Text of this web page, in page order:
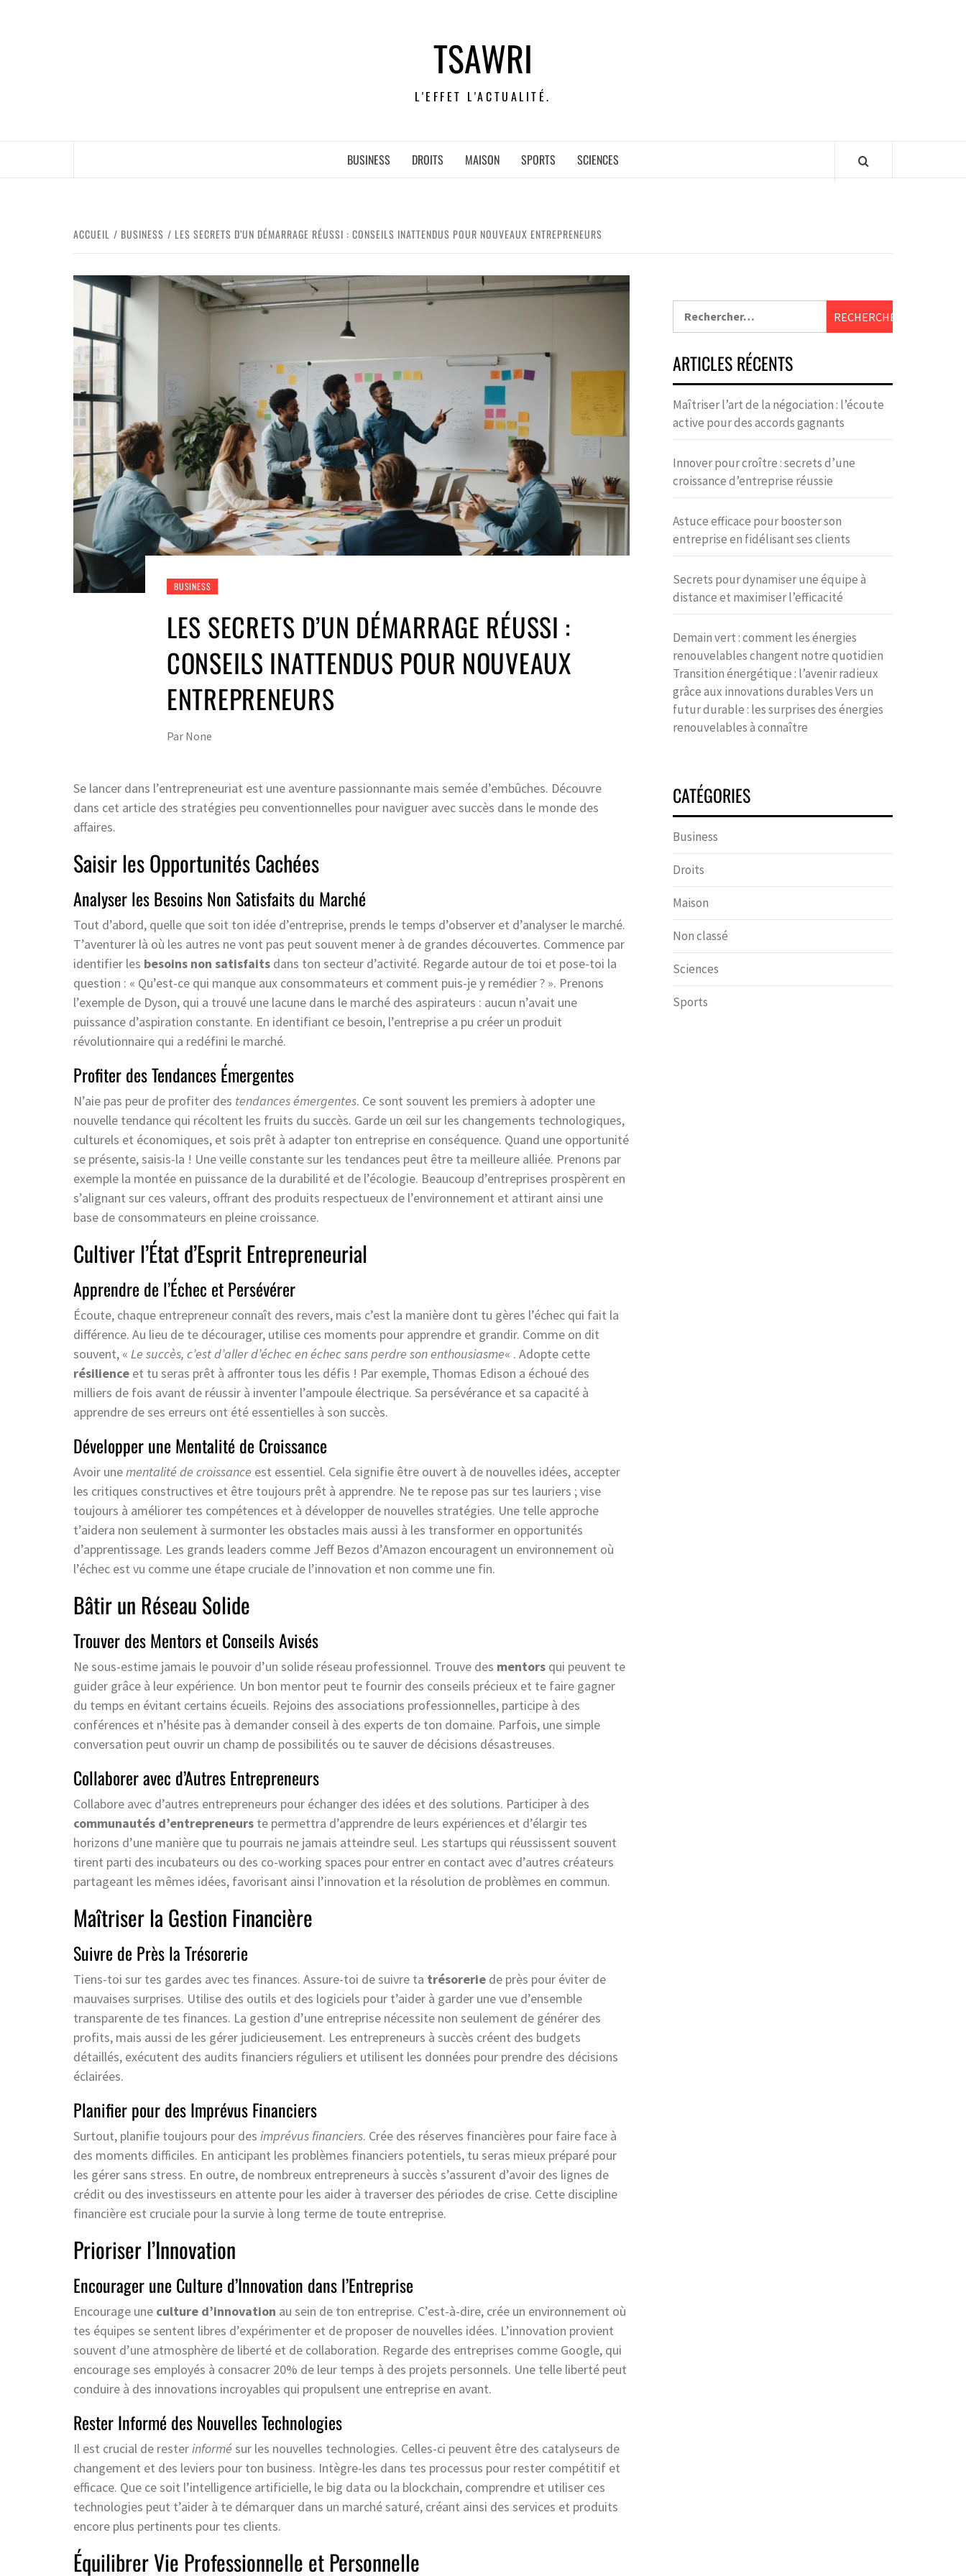
TSAWRI
L'EFFET L'ACTUALITÉ.
BUSINESS DROITS MAISON SPORTS SCIENCES
ACCUEIL BUSINESS LES SECRETS D’UN DÉMARRAGE RÉUSSI : CONSEILS INATTENDUS POUR NOUVEAUX ENTREPRENEURS
BUSINESS
LES SECRETS D’UN DÉMARRAGE RÉUSSI :
CONSEILS INATTENDUS POUR NOUVEAUX
ENTREPRENEURS
Par None
Se lancer dans l’entrepreneuriat est une aventure passionnante mais semée d’embûches. Découvre
dans cet article des stratégies peu conventionnelles pour naviguer avec succès dans le monde des
affaires.
Saisir les Opportunités Cachées
Analyser les Besoins Non Satisfaits du Marché
Tout d’abord, quelle que soit ton idée d’entreprise, prends le temps d’observer et d’analyser le marché.
T’aventurer là où les autres ne vont pas peut souvent mener à de grandes découvertes. Commence par
identifier les besoins non satisfaits dans ton secteur d’activité. Regarde autour de toi et pose-toi la
question : « Qu’est-ce qui manque aux consommateurs et comment puis-je y remédier ? ». Prenons
l’exemple de Dyson, qui a trouvé une lacune dans le marché des aspirateurs : aucun n’avait une
puissance d’aspiration constante. En identifiant ce besoin, l’entreprise a pu créer un produit
révolutionnaire qui a redéfini le marché.
Profiter des Tendances Émergentes
N’aie pas peur de profiter des tendances émergentes. Ce sont souvent les premiers à adopter une
nouvelle tendance qui récoltent les fruits du succès. Garde un œil sur les changements technologiques,
culturels et économiques, et sois prêt à adapter ton entreprise en conséquence. Quand une opportunité
se présente, saisis-la ! Une veille constante sur les tendances peut être ta meilleure alliée. Prenons par
exemple la montée en puissance de la durabilité et de l’écologie. Beaucoup d’entreprises prospèrent en
s’alignant sur ces valeurs, offrant des produits respectueux de l’environnement et attirant ainsi une
base de consommateurs en pleine croissance.
Cultiver l’État d’Esprit Entrepreneurial
Apprendre de l’Échec et Persévérer
Écoute, chaque entrepreneur connaît des revers, mais c’est la manière dont tu gères l’échec qui fait la
différence. Au lieu de te décourager, utilise ces moments pour apprendre et grandir. Comme on dit
souvent, « Le succès, c’est d’aller d’échec en échec sans perdre son enthousiasme« . Adopte cette
résilience et tu seras prêt à affronter tous les défis ! Par exemple, Thomas Edison a échoué des
milliers de fois avant de réussir à inventer l’ampoule électrique. Sa persévérance et sa capacité à
apprendre de ses erreurs ont été essentielles à son succès.
Développer une Mentalité de Croissance
Avoir unementalité de croissance est essentiel. Cela signifie être ouvert à de nouvelles idées, accepter
les critiques constructives et être toujours prêt à apprendre. Ne te repose pas sur tes lauriers ; vise
toujours à améliorer tes compétences et à développer de nouvelles stratégies. Une telle approche
t’aidera non seulement à surmonter les obstacles mais aussi à les transformer en opportunités
d’apprentissage. Les grands leaders comme Jeff Bezos d’Amazon encouragent un environnement où
l’échec est vu comme une étape cruciale de l’innovation et non comme une fin.
Bâtir un Réseau Solide
Trouver des Mentors et Conseils Avisés
Ne sous-estime jamais le pouvoir d’un solide réseau professionnel. Trouve des mentors qui peuvent te
guider grâce à leur expérience. Un bon mentor peut te fournir des conseils précieux et te faire gagner
du temps en évitant certains écueils. Rejoins des associations professionnelles, participe à des
conférences et n’hésite pas à demander conseil à des experts de ton domaine. Parfois, une simple
conversation peut ouvrir un champ de possibilités ou te sauver de décisions désastreuses.
Collaborer avec d’Autres Entrepreneurs
Collabore avec d’autres entrepreneurs pour échanger des idées et des solutions. Participer à des
communautés d’entrepreneurs te permettra d’apprendre de leurs expériences et d’élargir tes
horizons d’une manière que tu pourrais ne jamais atteindre seul. Les startups qui réussissent souvent
tirent parti des incubateurs ou des co-working spaces pour entrer en contact avec d’autres créateurs
partageant les mêmes idées, favorisant ainsi l’innovation et la résolution de problèmes en commun.
Maîtriser la Gestion Financière
Suivre de Près la Trésorerie
Tiens-toi sur tes gardes avec tes finances. Assure-toi de suivre ta trésorerie de près pour éviter de
mauvaises surprises. Utilise des outils et des logiciels pour t’aider à garder une vue d’ensemble
transparente de tes finances. La gestion d’une entreprise nécessite non seulement de générer des
profits, mais aussi de les gérer judicieusement. Les entrepreneurs à succès créent des budgets
détaillés, exécutent des audits financiers réguliers et utilisent les données pour prendre des décisions
éclairées.
Planifier pour des Imprévus Financiers
Surtout, planifie toujours pour des imprévus financiers. Crée des réserves financières pour faire face à
des moments difficiles. En anticipant les problèmes financiers potentiels, tu seras mieux préparé pour
les gérer sans stress. En outre, de nombreux entrepreneurs à succès s’assurent d’avoir des lignes de
crédit ou des investisseurs en attente pour les aider à traverser des périodes de crise. Cette discipline
financière est cruciale pour la survie à long terme de toute entreprise.
Prioriser l’Innovation
Encourager une Culture d’Innovation dans l’Entreprise
Encourage une culture d’innovation au sein de ton entreprise. C’est-à-dire, crée un environnement où
tes équipes se sentent libres d’expérimenter et de proposer de nouvelles idées. L’innovation provient
souvent d’une atmosphère de liberté et de collaboration. Regarde des entreprises comme Google, qui
encourage ses employés à consacrer 20% de leur temps à des projets personnels. Une telle liberté peut
conduire à des innovations incroyables qui propulsent une entreprise en avant.
Rester Informé des Nouvelles Technologies
Il est crucial de resterinformé sur les nouvelles technologies. Celles-ci peuvent être des catalyseurs de
changement et des leviers pour ton business. Intègre-les dans tes processus pour rester compétitif et
efficace. Que ce soit l’intelligence artificielle, le big data ou la blockchain, comprendre et utiliser ces
technologies peut t’aider à te démarquer dans un marché saturé, créant ainsi des services et produits
encore plus pertinents pour tes clients.
Équilibrer Vie Professionnelle et Personnelle
ARTICLES RÉCENTS
Maîtriser l’art de la négociation : l’écoute
active pour des accords gagnants
Innover pour croître : secrets d’une
croissance d’entreprise réussie
Astuce efficace pour booster son
entreprise en fidélisant ses clients
Secrets pour dynamiser une équipe à
distance et maximiser l’efficacité
Demain vert : comment les énergies
renouvelables changent notre quotidien
Transition énergétique : l’avenir radieux
grâce aux innovations durables Vers un
futur durable : les surprises des énergies
renouvelables à connaître
CATÉGORIES
Business
Droits
Maison
Non classé
Sciences
Sports